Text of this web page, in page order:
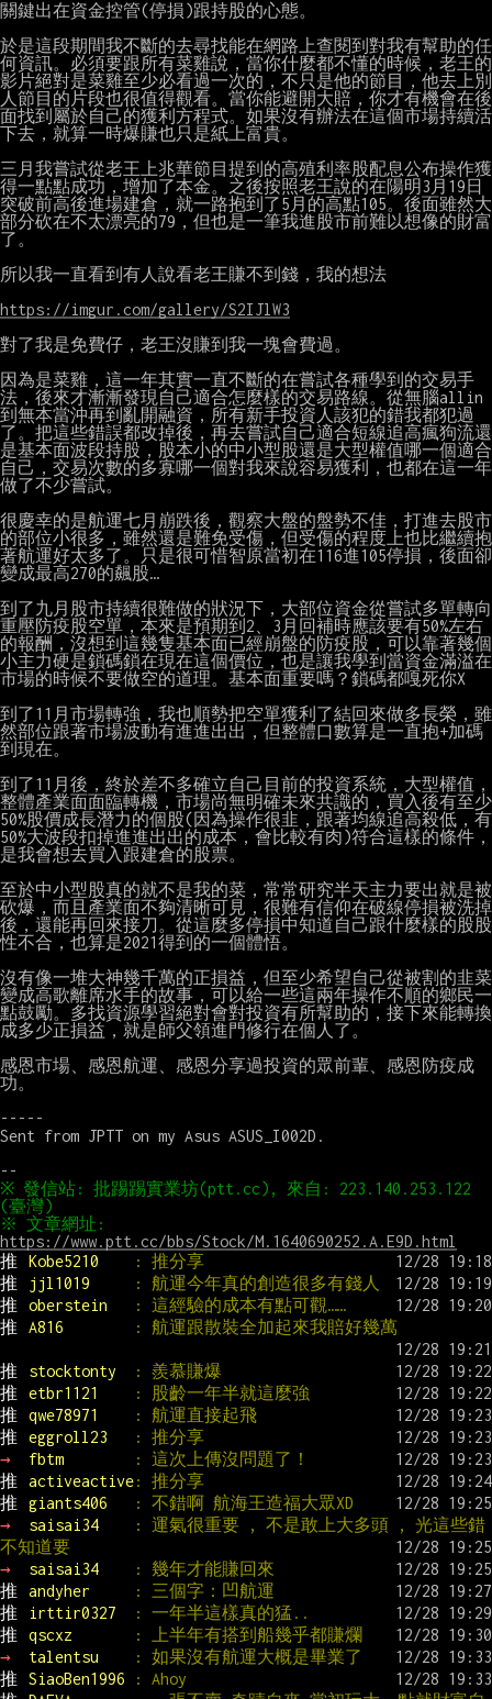
關鍵出在資金控管(停損)跟持股的心態。
於是這段期間我不斷的去尋找能在網路上查閱到對我有幫助的任
何資訊。必須要跟所有菜雞說，當你什麼都不懂的時候，老王的
影片絕對是菜雞至少必看過一次的，不只是他的節目，他去上別
人節目的片段也很值得觀看。當你能避開大賠，你才有機會在後
面找到屬於自己的獲利方程式。如果沒有辦法在這個市場持續活
下去，就算一時爆賺也只是紙上富貴。
三月我嘗試從老王上兆華節目提到的高殖利率股配息公布操作獲
得一點點成功，增加了本金。之後按照老王說的在陽明3月19日
突破前高後進場建倉，就一路抱到了5月的高點105。後面雖然大
部分砍在不太漂亮的79，但也是一筆我進股市前難以想像的財富
了。
所以我一直看到有人說看老王賺不到錢，我的想法
https://imgur.com/gallery/S2IJlW3
對了我是免費仔，老王沒賺到我一塊會費過。
因為是菜雞，這一年其實一直不斷的在嘗試各種學到的交易手
法，後來才漸漸發現自己適合怎麼樣的交易路線。從無腦allin
到無本當沖再到亂開融資，所有新手投資人該犯的錯我都犯過
了。把這些錯誤都改掉後，再去嘗試自己適合短線追高瘋狗流還
是基本面波段持股，股本小的中小型股還是大型權值哪一個適合
自己，交易次數的多寡哪一個對我來說容易獲利，也都在這一年
做了不少嘗試。
很慶幸的是航運七月崩跌後，觀察大盤的盤勢不佳，打進去股市
的部位小很多，雖然還是難免受傷，但受傷的程度上也比繼續抱
著航運好太多了。只是很可惜智原當初在116進105停損，後面卻
變成最高270的飆股…
到了九月股市持續很難做的狀況下，大部位資金從嘗試多單轉向
重壓防疫股空單，本來是預期到2、3月回補時應該要有50%左右
的報酬，沒想到這幾隻基本面已經崩盤的防疫股，可以靠著幾個
小主力硬是鎖碼鎖在現在這個價位，也是讓我學到當資金滿溢在
市場的時候不要做空的道理。基本面重要嗎？鎖碼都嘎死你X
到了11月市場轉強，我也順勢把空單獲利了結回來做多長榮，雖
然部位跟著市場波動有進進出出，但整體口數算是一直抱+加碼
到現在。
到了11月後，終於差不多確立自己目前的投資系統，大型權值，
整體產業面面臨轉機，市場尚無明確未來共識的，買入後有至少
50%股價成長潛力的個股(因為操作很韭，跟著均線追高殺低，有
50%大波段扣掉進進出出的成本，會比較有肉)符合這樣的條件，
是我會想去買入跟建倉的股票。
至於中小型股真的就不是我的菜，常常研究半天主力要出就是被
砍爆，而且產業面不夠清晰可見，很難有信仰在破線停損被洗掉
後，還能再回來接刀。從這麼多停損中知道自己跟什麼樣的股股
性不合，也算是2021得到的一個體悟。
沒有像一堆大神幾千萬的正損益，但至少希望自己從被割的韭菜
變成高歌離席水手的故事，可以給一些這兩年操作不順的鄉民一
點鼓勵。多找資源學習絕對會對投資有所幫助的，接下來能轉換
成多少正損益，就是師父領進門修行在個人了。
感恩市場、感恩航運、感恩分享過投資的眾前輩、感恩防疫成
功。
-----
Sent from JPTT on my Asus ASUS_I002D.
※ 發信站: 批踢踢實業坊(ptt.cc), 來自: 223.140.253.122
https://www.ptt.cc/bbs/Stock/M.1640690252.A.E9D.html
推
Kobe5210
: 推分享
推
jjl1019
: 航運今年真的創造很多有錢人
推
oberstein
: 這經驗的成本有點可觀……
推
A816 : 航運跟散裝全加起來我賠好幾萬
推 stocktonty
: 羨慕賺爆
推
etbr1121
: 股齡一年半就這麼強
推
qwe78971
: 航運直接起飛
推
eggroll23
: 推分享
→
fbtm
: 這次上傳沒問題了！
推
activeactive: 推分享
推
giants406
: 不錯啊 航海王造福大眾XD
→
saisai34
: 運氣很重要 , 不是敢上大多頭 , 光這些錯
不知道要
→
saisai34
: 幾年才能賺回來
推
andyher
: 三個字：凹航運
推
irttir0327
: 一年半這樣真的猛..
推
qscxz
: 上半年有搭到船幾乎都賺爛
→
talentsu
: 如果沒有航運大概是畢業了
推
SiaoBen1996
: Ahoy